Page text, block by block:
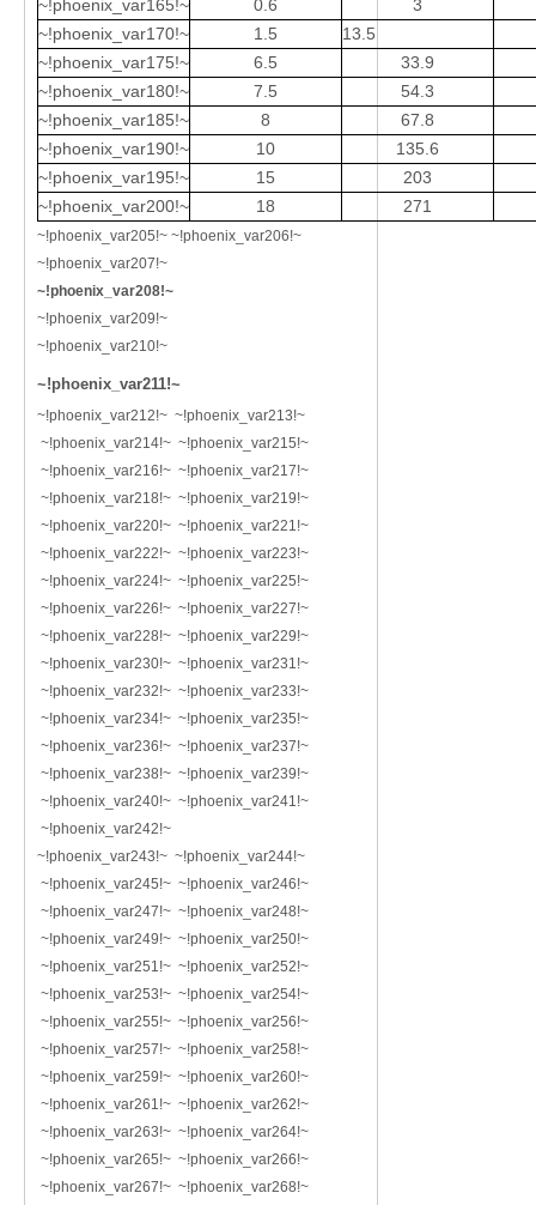
~!phoenix_var165!~
0.6
3
~!phoenix_var170!~
1.5
13.5
~!phoenix_var175!~
6.5
33.9
~!phoenix_var180!~
7.5
54.3
~!phoenix_var185!~
8
67.8
~!phoenix_var190!~
10
135.6
~!phoenix_var195!~
15
203
~!phoenix_var200!~
18 271
~!phoenix_var205!~ ~!phoenix_var206!~
~!phoenix_var207!~
~!phoenix_var208!~
~!phoenix_var209!~
~!phoenix_var210!~
~!phoenix_var211!~
~!phoenix_var212!~ ~!phoenix_var213!~
~!phoenix_var214!~ ~!phoenix_var215!~
~!phoenix_var216!~ ~!phoenix_var217!~
~!phoenix_var218!~ ~!phoenix_var219!~
~!phoenix_var220!~ ~!phoenix_var221!~
~!phoenix_var222!~ ~!phoenix_var223!~
~!phoenix_var224!~ ~!phoenix_var225!~
~!phoenix_var226!~ ~!phoenix_var227!~
~!phoenix_var228!~ ~!phoenix_var229!~
~!phoenix_var230!~ ~!phoenix_var231!~
~!phoenix_var232!~ ~!phoenix_var233!~
~!phoenix_var234!~ ~!phoenix_var235!~
~!phoenix_var236!~ ~!phoenix_var237!~
~!phoenix_var238!~ ~!phoenix_var239!~
~!phoenix_var240!~ ~!phoenix_var241!~
~!phoenix_var242!~
~!phoenix_var243!~ ~!phoenix_var244!~
~!phoenix_var245!~ ~!phoenix_var246!~
~!phoenix_var247!~ ~!phoenix_var248!~
~!phoenix_var249!~ ~!phoenix_var250!~
~!phoenix_var251!~ ~!phoenix_var252!~
~!phoenix_var253!~ ~!phoenix_var254!~
~!phoenix_var255!~ ~!phoenix_var256!~
~!phoenix_var257!~ ~!phoenix_var258!~
~!phoenix_var259!~ ~!phoenix_var260!~
~!phoenix_var261!~ ~!phoenix_var262!~
~!phoenix_var263!~ ~!phoenix_var264!~
~!phoenix_var265!~ ~!phoenix_var266!~
~!phoenix_var267!~ ~!phoenix_var268!~